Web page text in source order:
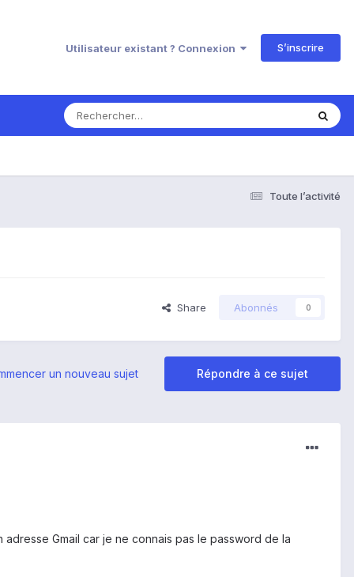
Utilisateur existant ? Connexion S’inscrire
Toute l’activité
Share Abonnés 0
Répondre à ce sujet
un nouveau sujet
Gmail car je ne connais pas le password de la